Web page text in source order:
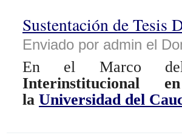
Sustentación de Tesis
Enviado por admin el
En el Marco
Interinstitucional
la Universidad del